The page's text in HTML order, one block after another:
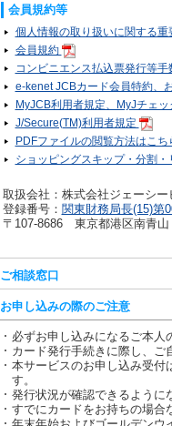
会員規約等
個人情報の取り扱いに関する重
会員規約
コンビニエンス払込票発行等
e-kenet JCBカード会員特約、
MyJCB利用者規定、MyJチェ
J/Secure(TM)利用者規定
PDFファイルの閲覧方法はこち
ショッピングスキップ・分割
取扱会社：株式会社ジェーシー
登録番号： 関東財務局長(15)第
〒107-8686 東京都港区南青
ご相談窓口
お申し込みの際のご注意
必ずお申し込みになるご本人
カード発行手続きに際し、ご
本サービスのお申し込み受付
す。
発行状況が確認できるように
すでにカードをお持ちの場合